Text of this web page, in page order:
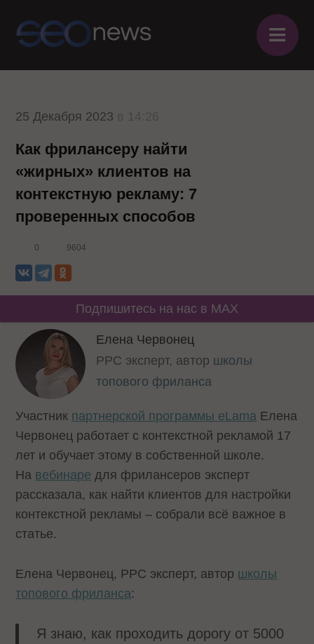
≡
25 Декабря 2023
Как фрилансеру найти
«жирных» клиентов на
контекстную рекламу: 7
проверенных способов
0 9604
Подпишитесь на нас в MAX
Елена Червонец
РРС эксперт, автор школы
топового фриланса
Участник партнерской программы eLama Елена
Червонец работает с контекстной рекламой 17
лет и обучает этому в собственной школе.
На вебинаре для фрилансеров эксперт
рассказала, как найти клиентов для настройки
контекстной рекламы – собрали всё важное в
статье.
Елена Червонец, РРС эксперт, автор школы
топового фриланса:
Я знаю, как проходить дорогу от 5000